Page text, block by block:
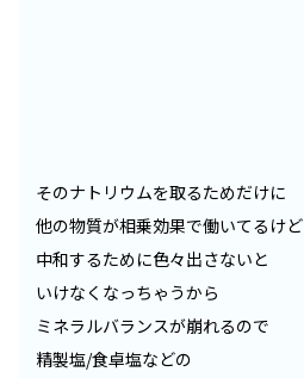
そのナトリウムを取るためだけに
他の物質が相乗効果で働いてるけど
中和するために色々出さないと
いけなくなっちゃうから
ミネラルバランスが崩れるので
精製塩/食卓塩などの